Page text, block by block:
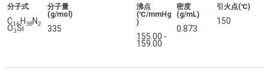
分子式
C16H 38N2
O3Si
分子量
(g/mol)
335
沸点
(℃/mmHg
)
155.00 -
159.00
密度
(g/mL)
0.873
引火点(℃)
150